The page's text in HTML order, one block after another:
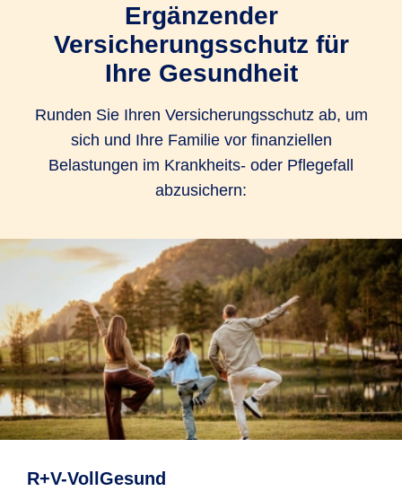
Ergänzender
Versicherungsschutz für
Ihre Gesundheit
Runden Sie Ihren Versicherungsschutz ab, um
sich und Ihre Familie vor finanziellen
Belastungen im Krankheits- oder Pflegefall
abzusichern:
R+V-VollGesund